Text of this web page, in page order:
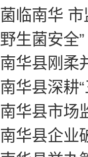
菌临南华
野生菌安全”
南华县刚柔
南华县深耕
南华县市场
南华县企业